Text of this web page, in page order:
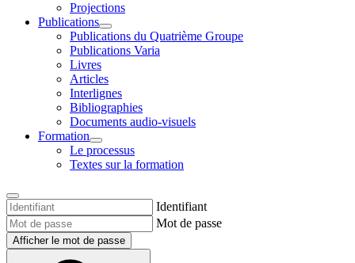
Projections
Publications
Publications du Quatrième Groupe
Publications Varia
Livres
Articles
Interlignes
Bibliographies
Documents audio-visuels
Formation
Le processus
Textes sur la formation
Identifiant
Mot de passe
Afficher le mot de passe